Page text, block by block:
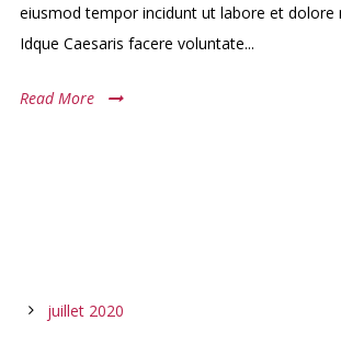
eiusmod tempor incidunt ut labore et dolore
Idque Caesaris facere voluntate...
Read More
juillet 2020